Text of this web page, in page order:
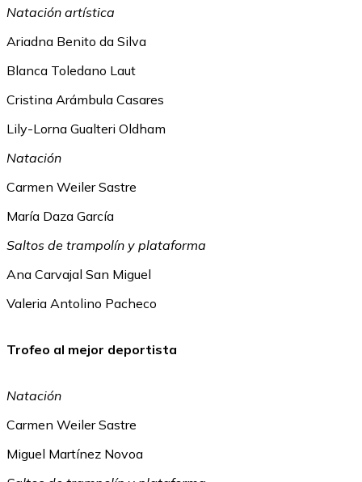
Natación artística
Ariadna Benito da Silva
Blanca Toledano Laut
Cristina Arámbula Casares
Lily-Lorna Gualteri Oldham
Natación
Carmen Weiler Sastre
María Daza García
Saltos de trampolín y plataforma
Ana Carvajal San Miguel
Valeria Antolino Pacheco
Trofeo al mejor deportista
Natación
Carmen Weiler Sastre
Miguel Martínez Novoa